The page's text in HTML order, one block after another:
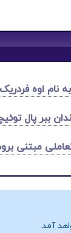
نام اوه
ببر پال
مبتنی
آمد.